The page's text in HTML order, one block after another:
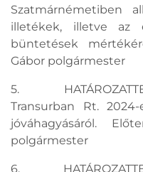
Szatmárnémetiben
illetékek, illetve az
büntetések
Gábor polgármester
5.
Transurban Rt.
jóváhagyásáról.
polgármester
6.